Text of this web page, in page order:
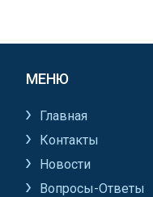
МЕНЮ
Главная
Контакты
Новости
Вопросы-Ответы